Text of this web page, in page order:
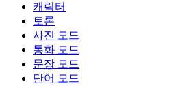
캐릭터
토론
사진 모드
통화 모드
문장 모드
단어 모드